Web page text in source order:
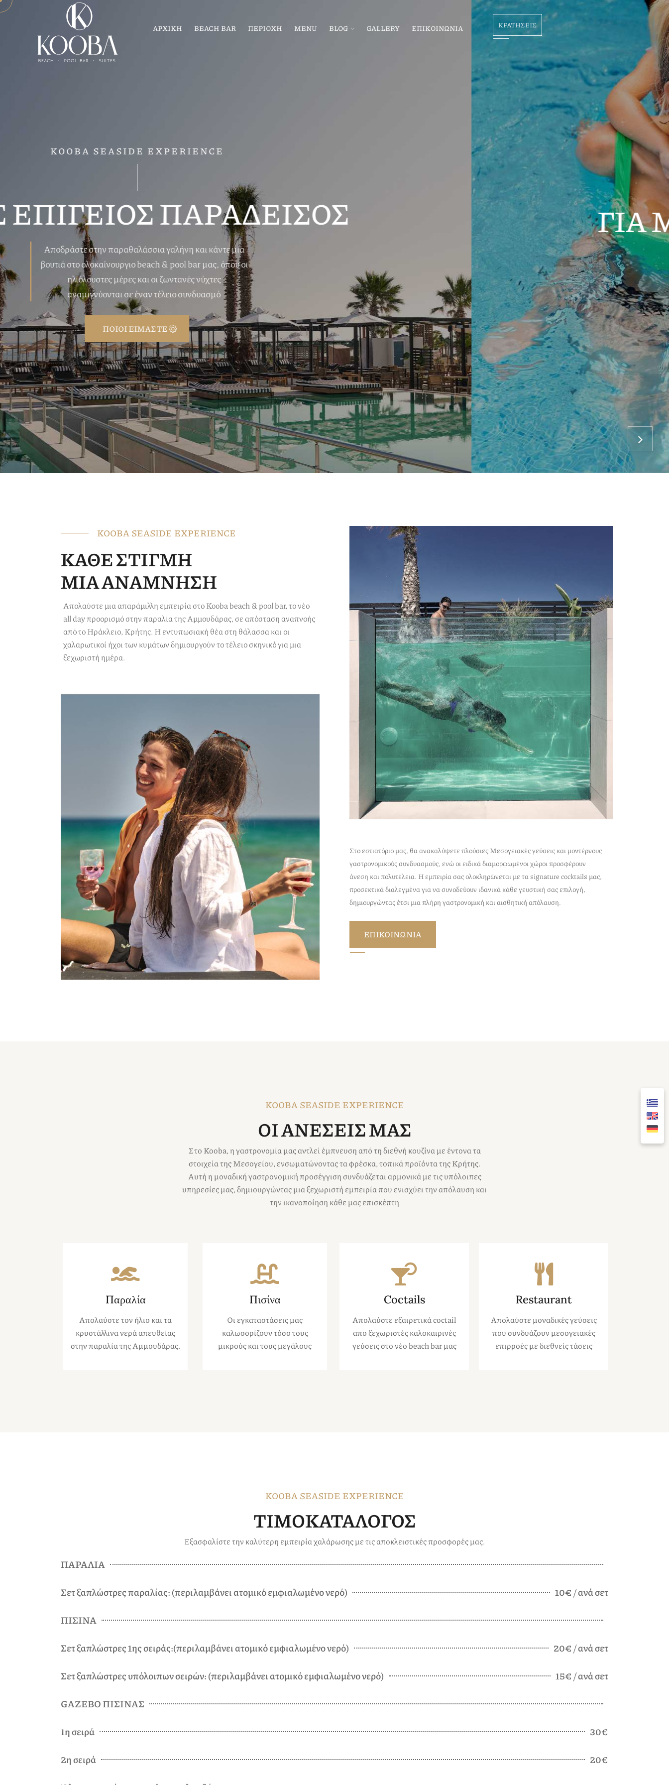
ΑΡΧΙΚΗ BEACH BAR ΠΕΡΙΟΧΗ MENU BLOG GALLERY ΕΠΙΚΟΙΝΩΝΙΑ ΚΡΑΤΗΣΕΙΣ
ΓΙΑ ΜΙΚΡΟΥΣ ΚΑΙ ΜΕΓΑΛΟΥΣ
Προσφέρουμε άριστη εξυπηρέτηση και διατηρούμε ένα
φιλικό περιβάλλον που ταιριάζει τόσο στους μικρούς μας
φίλους όσο και στους ενήλικες συνοδούς τους
ΠΟΙΟΙ ΕΙΜΑΣΤΕ
KOOBA SEASIDE EXPERIENCE
ΚΑΘΕ ΣΤΙΓΜΗ
ΜΙΑ ΑΝΑΜΝΗΣΗ
Aπολαύστε μια απαράμιλλη εμπειρία στο Kooba beach & pool bar, το νέο
all day προορισμό στην παραλία της Αμμουδάρας, σε απόσταση αναπνοής
από το Ηράκλειο, Κρήτης. Η εντυπωσιακή θέα στη θάλασσα και οι
χαλαρωτικοί ήχοι των κυμάτων δημιουργούν το τέλειο σκηνικό για μια
ξεχωριστή ημέρα.
Στο εστιατόριο μας, θα ανακαλύψετε πλούσιες Μεσογειακές γεύσεις και μοντέρνους
γαστρονομικούς συνδυασμούς, ενώ οι ειδικά διαμορφωμένοι χώροι προσφέρουν
άνεση και πολυτέλεια. Η εμπειρία σας ολοκληρώνεται με τα signature cocktails μας,
προσεκτικά διαλεγμένα για να συνοδεύουν ιδανικά κάθε γευστική σας επιλογή,
δημιουργώντας έτσι μια πλήρη γαστρονομική και αισθητική απόλαυση.
ΕΠΙΚΟΙΝΩΝΙΑ
KOOBA SEASIDE EXPERIENCE
ΟΙ ΑΝΕΣΕΙΣ ΜΑΣ
Στο Kooba, η γαστρονομία μας αντλεί έμπνευση από τη διεθνή κουζίνα με έντονα τα
στοιχεία της Μεσογείου, ενσωματώνοντας τα φρέσκα, τοπικά προϊόντα της Κρήτης.
Αυτή η μοναδική γαστρονομική προσέγγιση συνδυάζεται αρμονικά με τις υπόλοιπες
υπηρεσίες μας, δημιουργώντας μια ξεχωριστή εμπειρία που ενισχύει την απόλαυση και
την ικανοποίηση κάθε μας επισκέπτη
Παραλία
Απολαύστε τον ήλιο και τα
κρυστάλλινα νερά απευθείας
στην παραλία της Αμμουδάρας.
Πισίνα
Οι εγκαταστάσεις μας
καλωσορίζουν τόσο τους
μικρούς και τους μεγάλους
Coctails
Απολαύστε εξαιρετικά coctail
απο ξεχωριστές καλοκαιρινές
γεύσεις στο νέο beach bar μας
Restaurant
Απολαύστε μοναδικές γεύσεις
που συνδυάζουν μεσογειακές
επιρροές με διεθνείς τάσεις
KOOBA SEASIDE EXPERIENCE
ΤΙΜΟΚΑΤΑΛΟΓΟΣ
Εξασφαλίστε την καλύτερη εμπειρία χαλάρωσης με τις αποκλειστικές προσφορές μας.
ΠΑΡΑΛΙΑ
Σετ ξαπλώστρες παραλίας: (περιλαμβάνει ατομικό εμφιαλωμένο νερό) 10€ / ανά σετ
ΠΙΣΙΝΑ
Σετ ξαπλώστρες 1ης σειράς:(περιλαμβάνει ατομικό εμφιαλωμένο νερό) 20€ / ανά σετ
Σετ ξαπλώστρες υπόλοιπων σειρών: (περιλαμβάνει ατομικό εμφιαλωμένο νερό) 15€ / ανά σετ
GAZEBO ΠΙΣΙΝΑΣ
1η σειρά 30€
2η σειρά 20€